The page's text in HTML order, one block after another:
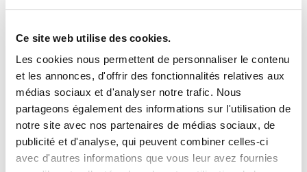
Ce site web utilise des cookies.
Les cookies nous permettent de personnaliser le contenu
et les annonces, d'offrir des fonctionnalités relatives aux
médias sociaux et d'analyser notre trafic. Nous
partageons également des informations sur l'utilisation de
notre site avec nos partenaires de médias sociaux, de
publicité et d'analyse, qui peuvent combiner celles-ci
avec d'autres informations que vous leur avez fournies
colonne avec étagères où superposer les t-shirts,
un espace range-chaussures, une tablette
coulissante où ranger les bijoux et des caissons
avec paniers pour stocker les draps et housses
de couette. Cet aménagement de placard est
fonctionnel, modulable et astucieux
mais il
reflète surtout la personnalité de Caroline.